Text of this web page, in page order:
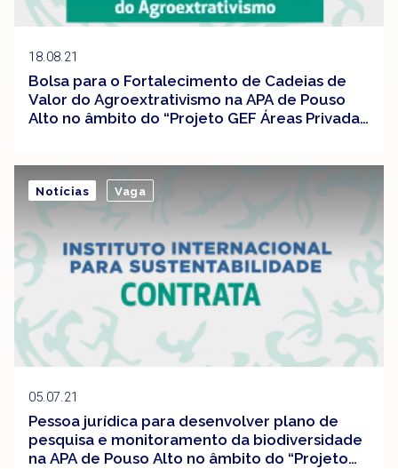
18.08.21
Bolsa para o Fortalecimento de Cadeias de
Valor do Agroextrativismo na APA de Pouso
Alto no âmbito do “Projeto GEF Áreas Privadas
05.07.21
Pessoa jurídica para desenvolver plano de
pesquisa e monitoramento da biodiversidade
na APA de Pouso Alto no âmbito do “Projeto
Notícias Vaga